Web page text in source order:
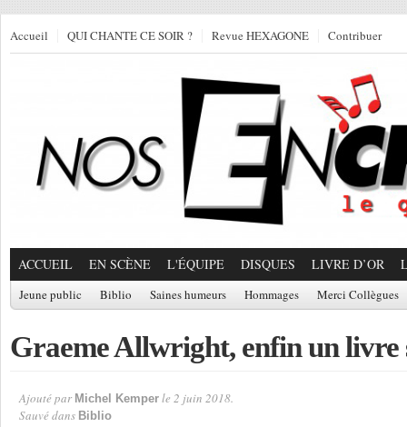
Accueil QUI CHANTE CE SOIR ? Revue HEXAGONE Contribuer
ACCUEIL EN SCÈNE L'ÉQUIPE DISQUES LIVRE D’OR
Jeune public Biblio Saines humeurs Hommages Merci Collègues
Graeme Allwright, enfin un livre
Ajouté par Michel Kemper le 2 juin 2018.
Sauvé dans Biblio